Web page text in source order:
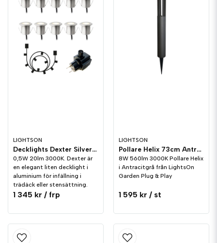
LIGHTSON
Decklights Dexter Silver 10-pack LightsOn Garden Plug & Play
0,5W 20lm 3000K. Dexter är
en elegant liten decklight i
aluminium för infällning i
trädäck eller stensättning.
1 345 kr / frp
LIGHTSON
Pollare Helix 73cm Antracitgrå 8W LightsOn Garden Plug & Play
8W 560lm 3000K Pollare Helix
i Antracitgrå från LightsOn
Garden Plug & Play
1 595 kr / st